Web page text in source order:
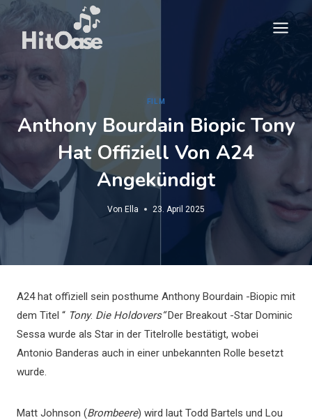
Zum
springen
FILM
Anthony Bourdain Biopic Tony
Hat Offiziell Von A24
Angekündigt
Von Ella 23. April 2025
A24 hat offiziell sein posthume Anthony Bourdain -Biopic mit
dem Titel “ Tony. Die Holdovers“Der Breakout -Star Dominic
Sessa wurde als Star in der Titelrolle bestätigt, wobei
Antonio Banderas auch in einer unbekannten Rolle besetzt
wurde.
Matt Johnson (Brombeere) wird laut Todd Bartels und Lou